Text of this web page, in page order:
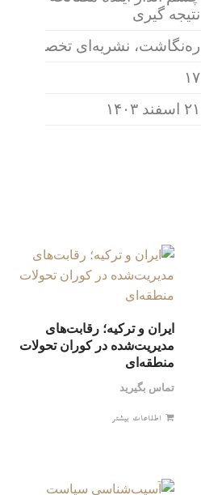
نتیجه گیری
ره‌نگاشت، نشریه‌ای تخصصی
۱۷
۲۱ اسفند ۱۴۰۳
ایران و ترکیه؛ رقابت‌های
مدیریت‌شده در کوران تحولات
منطقه‌ای
تماس بگیرید
اطلاعات بیشتر